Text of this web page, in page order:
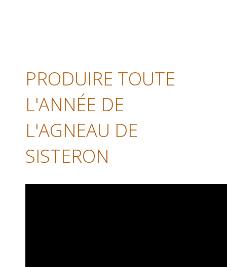
PRODUIRE TOUTE
L'ANNÉE DE
L'AGNEAU DE
SISTERON